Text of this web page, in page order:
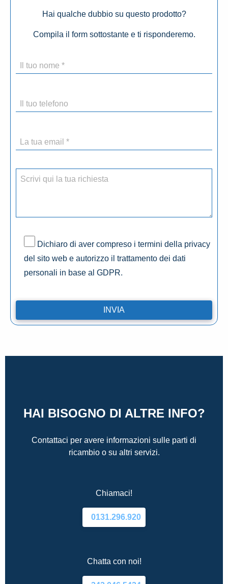
Hai qualche dubbio su questo prodotto?
Compila il form sottostante e ti risponderemo.
Dichiaro di aver compreso i termini della privacy
del sito web e autorizzo il trattamento dei dati
personali in base al GDPR.
HAI BISOGNO DI ALTRE INFO?
Contattaci per avere informazioni sulle parti di
ricambio o su altri servizi.
Chiamaci!
0131.296.920
Chatta con noi!